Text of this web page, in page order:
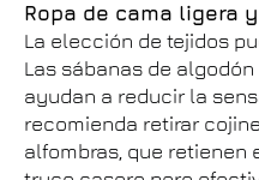
Ropa de cama ligera
La elección de tejidos
Las sábanas de
ayudan a reducir la
recomienda retirar
alfombras, que retienen